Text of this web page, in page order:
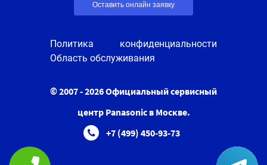
Оставить онлайн заявку
Политика конфиденциальности
Область обслуживания
© 2007 - 2026 Официальный сервисный
центр Panasonic в Москве.
+7 (499) 450-93-73